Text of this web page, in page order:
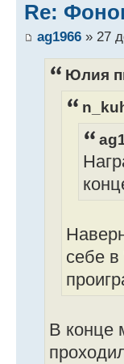
Re:
ag1966 » 27
Юлия
себе
В конце